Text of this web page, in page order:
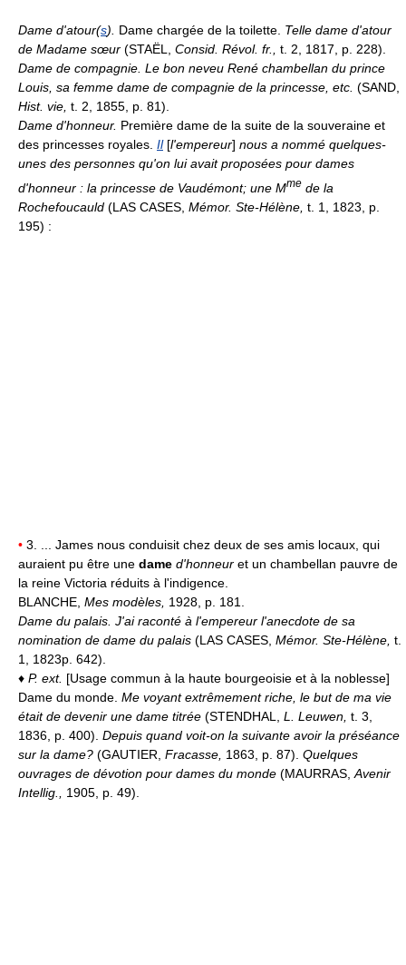
Dame d'atour(s). Dame chargée de la toilette. Telle dame d'atour
de Madame sœur (STAËL, Consid. Révol. fr., t. 2, 1817, p. 228).
Dame de compagnie. Le bon neveu René chambellan du prince
Louis, sa femme dame de compagnie de la princesse, etc. (SAND,
Hist. vie, t. 2, 1855, p. 81).
Dame d'honneur. Première dame de la suite de la souveraine et
des princesses royales. Il[l'empereur] nous a nommé quelques-
unes des personnes qu'on lui avait proposées pour dames
d'honneur : la princesse de Vaudémont; une Mme de la
Rochefoucauld (LAS CASES, Mémor. Ste-Hélène, t. 1, 1823, p.
195) :
• 3. ... James nous conduisit chez deux de ses amis locaux, qui
auraient pu être une dame d'honneur et un chambellan pauvre de
la reine Victoria réduits à l'indigence.
BLANCHE, Mes modèles, 1928, p. 181.
Dame du palais. J'ai raconté à l'empereur l'anecdote de sa
nomination de dame du palais (LAS CASES, Mémor. Ste-Hélène, t.
1, 1823p. 642).
♦ P. ext. [Usage commun à la haute bourgeoisie et à la noblesse]
Dame du monde. Me voyant extrêmement riche, le but de ma vie
était de devenir une dame titrée (STENDHAL, L. Leuwen, t. 3,
1836, p. 400). Depuis quand voit-on la suivante avoir la préséance
sur la dame? (GAUTIER, Fracasse, 1863, p. 87). Quelques
ouvrages de dévotion pour dames du monde (MAURRAS, Avenir
Intellig., 1905, p. 49).